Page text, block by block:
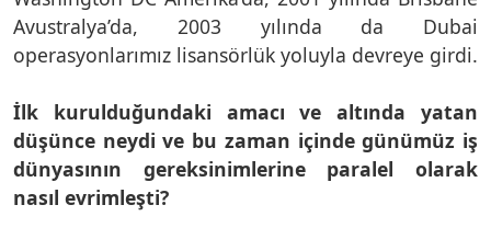
Avustralya’da, 2003 yılında da Dubai
operasyonlarımız lisansörlük yoluyla devreye girdi.
İlk kurulduğundaki amacı ve altında yatan
düşünce neydi ve bu zaman içinde günümüz iş
dünyasının gereksinimlerine paralel olarak
nasıl evrimleşti?